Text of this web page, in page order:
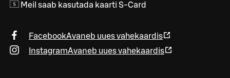
Meil saab kasutada kaarti S-Card
FacebookAvaneb uues vahekaardis
InstagramAvaneb uues vahekaardis